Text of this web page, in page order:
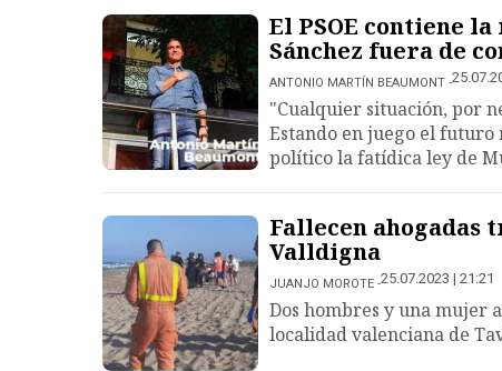
El PSOE contiene
Sánchez fuera de
ANTONIO MARTÍN BEAUMONT
"Cualquier situación, por
Estando en juego el futuro
político la fatídica ley de
Fallecen ahogadas
Valldigna
JUANJO MOROTE 25.07.2023 | 21:21
Dos hombres y una mujer
localidad valenciana de